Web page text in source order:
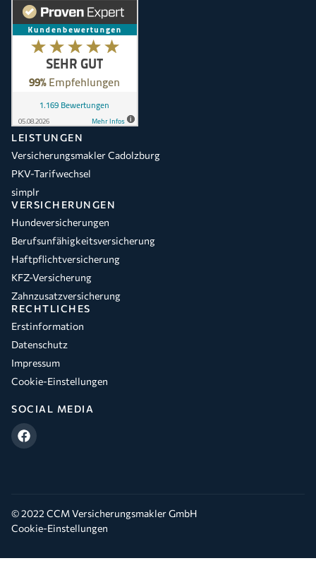
LEISTUNGEN
Versicherungsmakler Cadolzburg
PKV-Tarifwechsel
simplr
VERSICHERUNGEN
Hundeversicherungen
Berufsunfähigkeitsversicherung
Haftpflichtversicherung
KFZ-Versicherung
Zahnzusatzversicherung
RECHTLICHES
Erstinformation
Datenschutz
Impressum
Cookie-Einstellungen
SOCIAL MEDIA
© 2022 CCM Versicherungsmakler GmbH
Cookie-Einstellungen